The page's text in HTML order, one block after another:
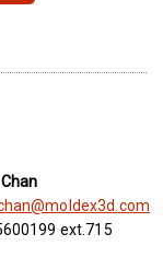
ext.715